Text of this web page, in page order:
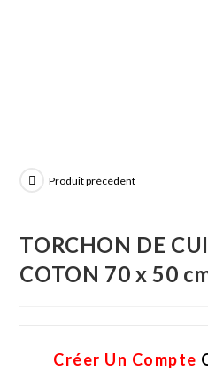
Produit précédent
TORCHON DE
COTON 70 x 50
Créer Un Compte